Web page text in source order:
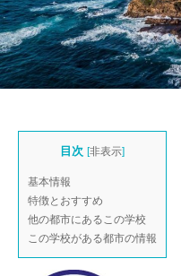
目次 [非表示]
基本情報
特徴とおすすめ
他の都市にあるこの学校
この学校がある都市の情報